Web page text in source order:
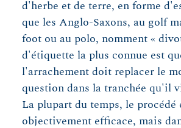
d'herbe et de terre, en forme
que les Anglo-Saxons, au golf
foot ou au polo, nomment «
d'étiquette la plus connue est
l'arrachement doit replacer le
question dans la tranchée qu'il
La plupart du temps, le procédé
objectivement efficace, mais